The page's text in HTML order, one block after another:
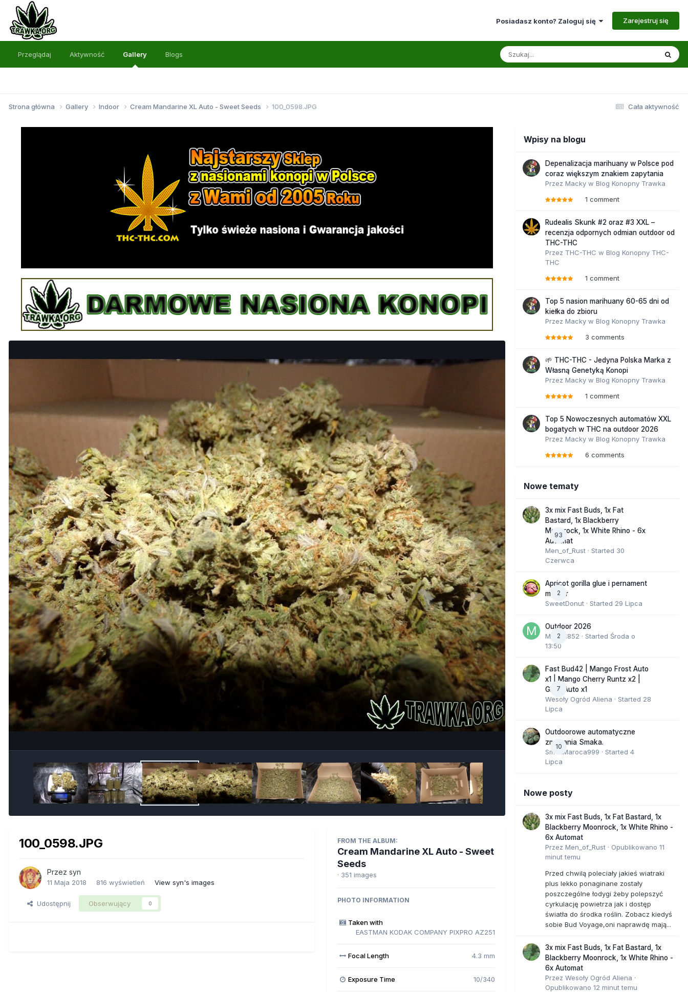
Posiadasz konto? Zaloguj się Zarejestruj się
Przeglądaj Aktywność Gallery Blogs
Cała aktywność
Strona główna Gallery Indoor Cream Mandarine XL Auto - Sweet Seeds 100_0598.JPG
Image Tools
100_0598.JPG
Przez syn
11 Maja 2018 816 wyświetleń View syn's images
Udostępnij Obserwujący 0
FROM THE ALBUM:
Cream Mandarine XL Auto - Sweet
Seeds
· 351 images
PHOTO INFORMATION
Taken with
EASTMAN KODAK COMPANY PIXPRO AZ251
Focal Length 4.3 mm
Exposure Time 10/340
Wpisy na blogu
Depenalizacja marihuany w Polsce pod
coraz większym znakiem zapytania
Przez Macky w Blog Konopny Trawka
1 comment
Rudealis Skunk #2 oraz #3 XXL –
recenzja odpornych odmian outdoor od
THC-THC
Przez THC-THC w Blog Konopny THC-
THC
1 comment
Top 5 nasion marihuany 60-65 dni od
kiełka do zbioru
Przez Macky w Blog Konopny Trawka
3 comments
🌱 THC-THC - Jedyna Polska Marka z
Własną Genetyką Konopi
Przez Macky w Blog Konopny Trawka
1 comment
Top 5 Nowoczesnych automatów XXL
bogatych w THC na outdoor 2026
Przez Macky w Blog Konopny Trawka
6 comments
Nowe tematy
93
3x mix Fast Buds, 1x Fat
Bastard, 1x Blackberry
Moonrock, 1x White Rhino - 6x
Automat
Men_of_Rust · Started 30
Czerwca
2
Apricot gorilla glue i pernament
marker
SweetDonut · Started 29 Lipca
2
Outdoor 2026
Marcel852 · Started Środa o
13:50
7
Fast Bud42 | Mango Frost Auto
x1 | Mango Cherry Runtz x2 |
GMO Auto x1
Wesoły Ogród Aliena · Started 28
Lipca
10
Outdoorowe automatyczne
zmagania Smaka.
SmakMaroca999 · Started 4
Lipca
Nowe posty
3x mix Fast Buds, 1x Fat Bastard, 1x
Blackberry Moonrock, 1x White Rhino -
6x Automat
Przez Men_of_Rust · Opublikowano 11
minut temu
Przed chwilą poleciały jakieś wiatraki
plus lekko ponaginane zostały
poszczególne łodygi żeby polepszyć
cyrkulację powietrza jak i dostęp
światła do środka roślin. Zobacz kiedyś
sobie Bud Voyage,oni naprawdę mają...
3x mix Fast Buds, 1x Fat Bastard, 1x
Blackberry Moonrock, 1x White Rhino -
6x Automat
Przez Wesoły Ogród Aliena ·
Opublikowano 12 minut temu